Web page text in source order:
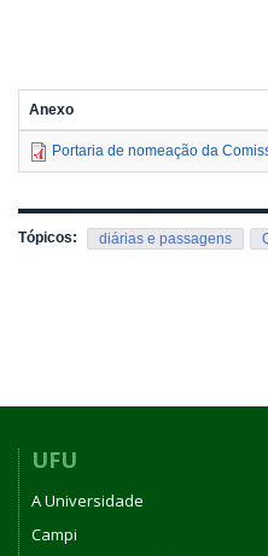
Anexo
Portaria de nomeação da
Tópicos: diárias e passagens
UFU
A Universidade
Campi